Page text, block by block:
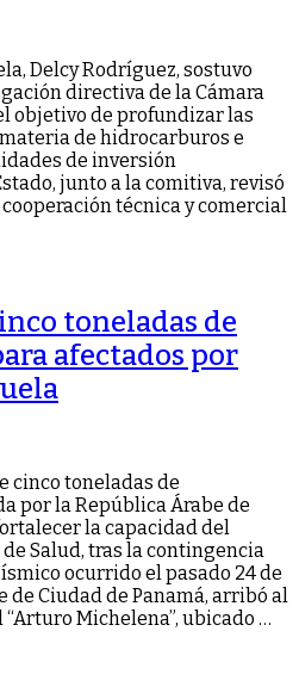
Delcy Rodríguez, sostuvo
directiva de la Cámara
objetivo de profundizar las
de hidrocarburos e
de inversión
junto a la comitiva, revisó
técnica y comercial
toneladas de
afectados por
cinco toneladas de
por la República Árabe de
la capacidad del
Salud, tras la contingencia
ocurrido el pasado 24 de
de Ciudad de Panamá, arribó al
Michelena”, ubicado …